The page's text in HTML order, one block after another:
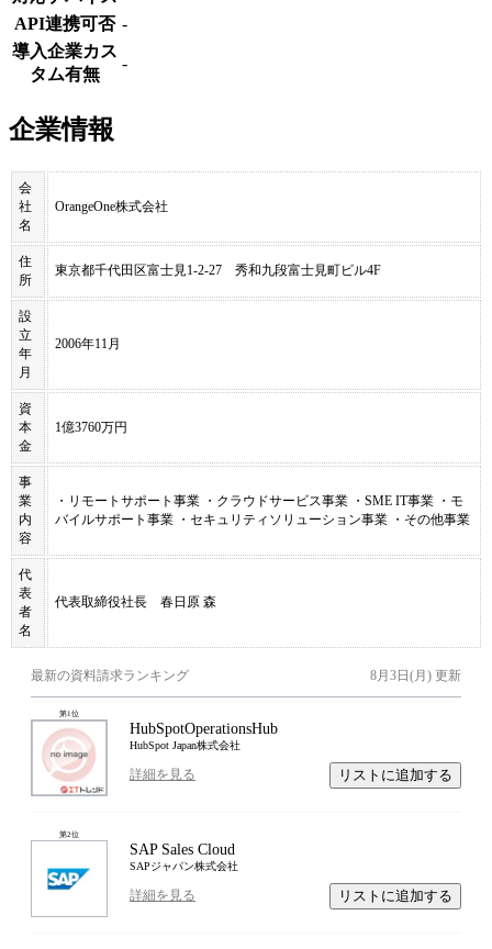
API連携可否 -
導入企業カス
タム有無
-
企業情報
会
社
名
OrangeOne株式会社
住
所
東京都千代田区富士見1-2-27 秀和九段富士見町ビル4F
設
立
年
月
2006年11月
資
本
金
1億3760万円
事
業
内
容
・リモートサポート事業 ・クラウドサービス事業 ・SME IT事業 ・モ
バイルサポート事業 ・セキュリティソリューション事業 ・その他事業
代
表
者
名
代表取締役社長 春日原 森
最新の資料請求ランキング 8月3日(月) 更新
第1位
HubSpotOperationsHub
HubSpot Japan株式会社
詳細を見る リストに追加する
第2位
SAP Sales Cloud
SAPジャパン株式会社
詳細を見る リストに追加する